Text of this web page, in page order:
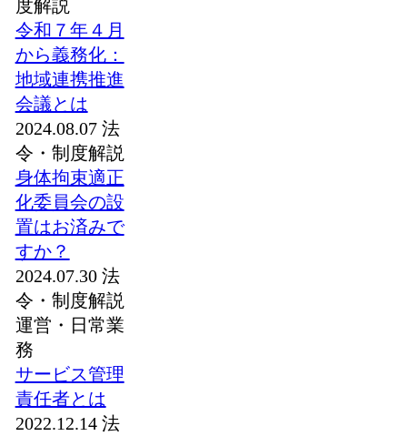
度解説
令和７年４月
から義務化：
地域連携推進
会議とは
2024.08.07 法
令・制度解説
身体拘束適正
化委員会の設
置はお済みで
すか？
2024.07.30 法
令・制度解説
運営・日常業
務
サービス管理
責任者とは
2022.12.14 法